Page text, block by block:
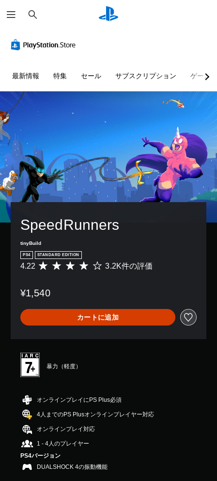
索
最新情報 特集 セール サブスクリプション ゲーム
SpeedRunners
tinyBuild
PS4 STANDARD EDITION
評
は
.
2
均
評
段
階
中
の
4
.
2
で
4.22 3.2K件の評価
¥1,540
カートに追加
暴力（軽度）
オンラインプレイにPS Plus必須
4人までのPS Plusオンラインプレイヤー対応
オンラインプレイ対応
1 - 4人のプレイヤー
PS4バージョン
DUALSHOCK 4の振動機能